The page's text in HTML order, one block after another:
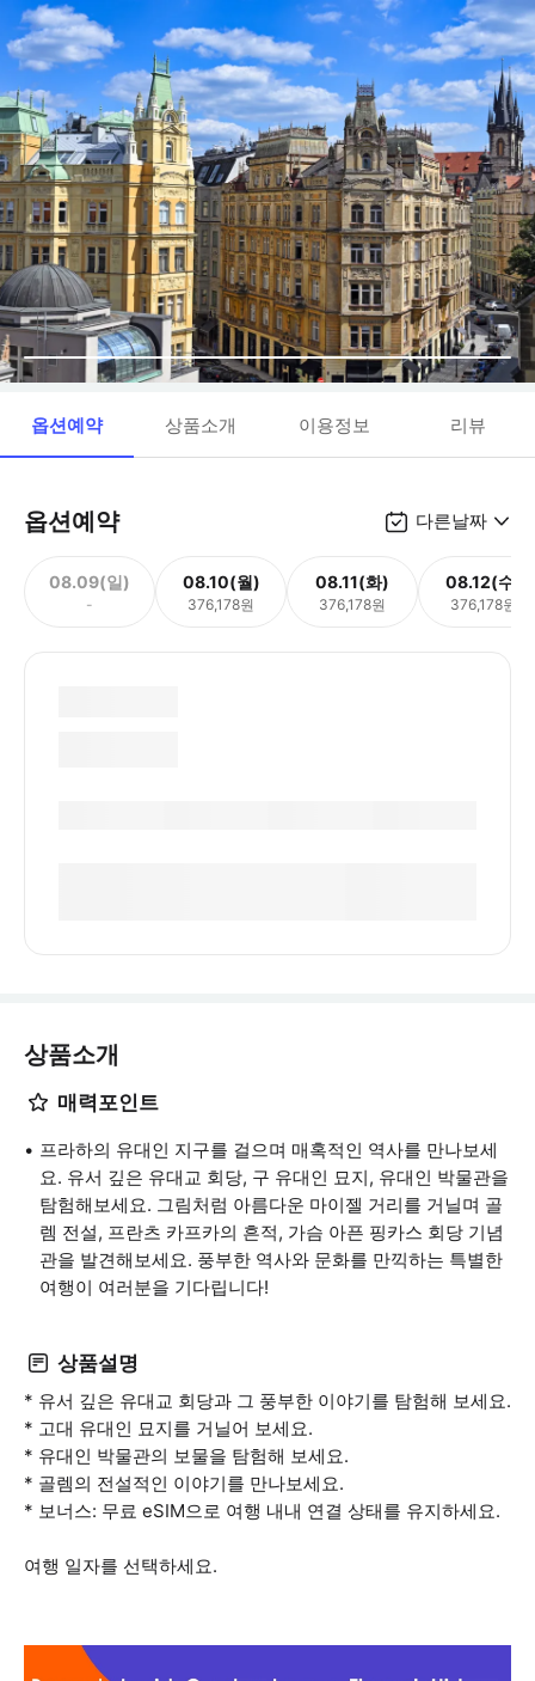
옵션예약 상품소개 이용정보 리뷰
옵션예약 다른날짜
08.09(일)
-
08.10(월)
376,178원
08.11(화)
376,178원
08.12(수)
376,178원
상품소개
매력포인트
프라하의 유대인 지구를 걸으며 매혹적인 역사를 만나보세
요. 유서 깊은 유대교 회당, 구 유대인 묘지, 유대인 박물관을
탐험해보세요. 그림처럼 아름다운 마이젤 거리를 거닐며 골
렘 전설, 프란츠 카프카의 흔적, 가슴 아픈 핑카스 회당 기념
관을 발견해보세요. 풍부한 역사와 문화를 만끽하는 특별한
여행이 여러분을 기다립니다!
상품설명
* 유서 깊은 유대교 회당과 그 풍부한 이야기를 탐험해 보세요.
* 고대 유대인 묘지를 거닐어 보세요.
* 유대인 박물관의 보물을 탐험해 보세요.
* 골렘의 전설적인 이야기를 만나보세요.
* 보너스: 무료 eSIM으로 여행 내내 연결 상태를 유지하세요.
여행 일자를 선택하세요.